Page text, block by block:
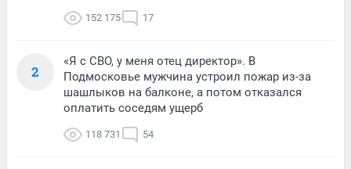
152 175 17
2
«Я с СВО, у меня отец директор». В
Подмосковье мужчина устроил пожар из-за
шашлыков на балконе, а потом отказался
оплатить соседям ущерб
118 731 54